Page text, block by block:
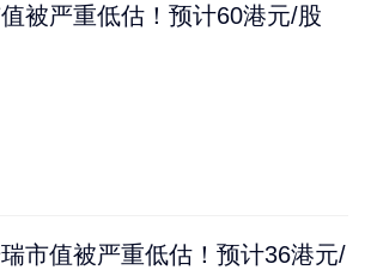
被严重低估！预计60港元/股
市值被严重低估！预计36港元/